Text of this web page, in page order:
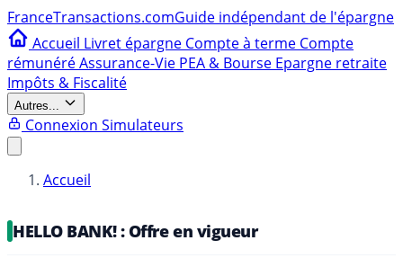
FranceTransactions.comGuide indépendant de l'épargne
Accueil Livret épargne Compte à terme Compte
rémunéréAssurance-Vie PEA & Bourse Epargne retraite
Impôts & Fiscalité
Autres...
Connexion Simulateurs
Accueil
HELLO BANK! : Offre en vigueur